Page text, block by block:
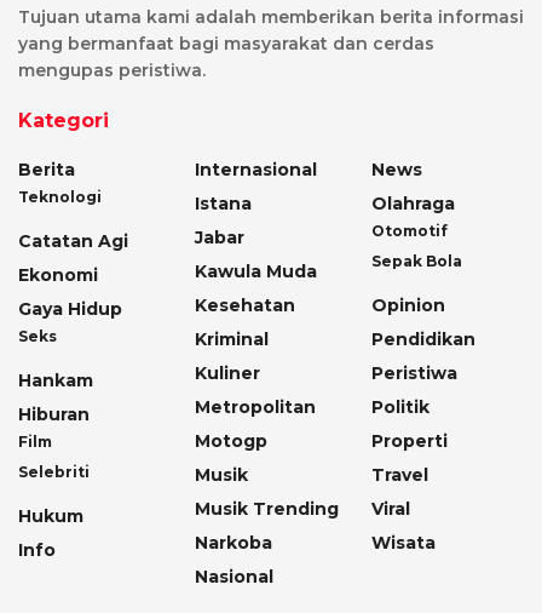
Tujuan utama kami adalah memberikan berita informasi
yang bermanfaat bagi masyarakat dan cerdas
mengupas peristiwa.
Kategori
Berita
Teknologi
Catatan Agi
Ekonomi
Gaya Hidup
Seks
Hankam
Hiburan
Film
Selebriti
Hukum
Info
Internasional
Istana
Jabar
Kawula Muda
Kesehatan
Kriminal
Kuliner
Metropolitan
Motogp
Musik
Musik Trending
Narkoba
Nasional
News
Olahraga
Otomotif
Sepak Bola
Opinion
Pendidikan
Peristiwa
Politik
Properti
Travel
Viral
Wisata